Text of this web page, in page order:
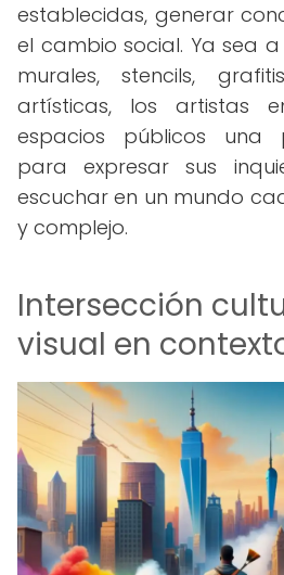
establecidas, generar
el cambio social. Ya sea
murales, stencils,
artísticas, los artistas
espacios públicos una
para expresar sus
escuchar en un mundo
y complejo.
Intersección
visual en